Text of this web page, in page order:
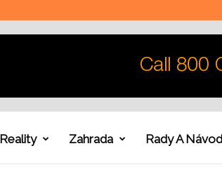
Reality Zahrada Rady A